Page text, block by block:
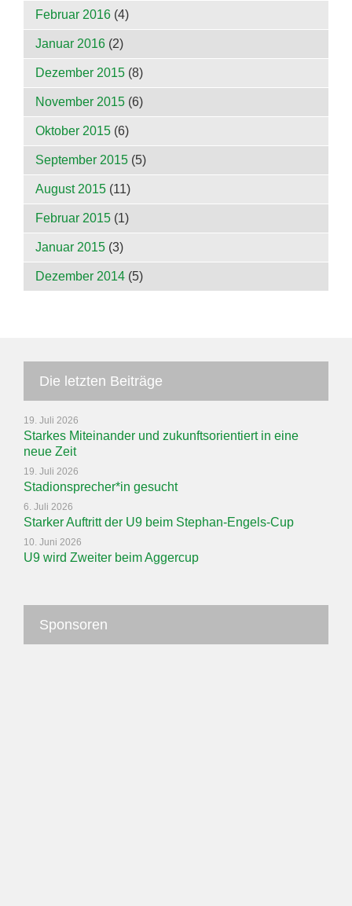
Februar 2016 (4)
Januar 2016 (2)
Dezember 2015 (8)
November 2015 (6)
Oktober 2015 (6)
September 2015 (5)
August 2015 (11)
Februar 2015 (1)
Januar 2015 (3)
Dezember 2014 (5)
Die letzten Beiträge
19. Juli 2026
Starkes Miteinander und zukunftsorientiert in eine
neue Zeit
19. Juli 2026
Stadionsprecher*in gesucht
6. Juli 2026
Starker Auftritt der U9 beim Stephan-Engels-Cup
10. Juni 2026
U9 wird Zweiter beim Aggercup
Sponsoren